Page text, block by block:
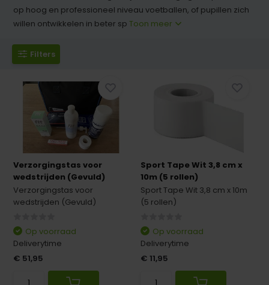
op hoog en professioneel niveau voetballen, of pupillen zich
willen ontwikkelen in beter spToon meer
Filters
Verzorgingstas voor
wedstrijden (Gevuld)
Verzorgingstas voor
wedstrijden (Gevuld)
Op voorraad
Deliverytime
€ 51,95
Sport Tape Wit 3,8 cm x
10m (5 rollen)
Sport Tape Wit 3,8 cm x 10m
(5 rollen)
Op voorraad
Deliverytime
€ 11,95